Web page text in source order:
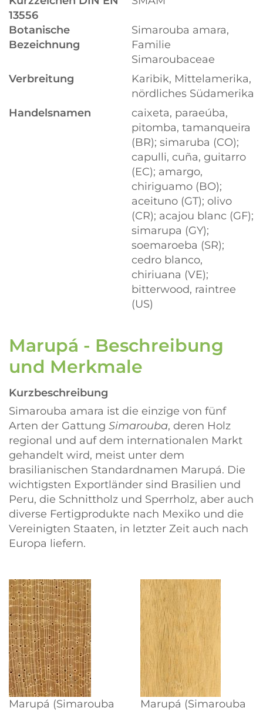
13556
Botanische
Bezeichnung
Simarouba amara,
Familie
Simaroubaceae
Verbreitung
Karibik, Mittelamerika,
nördliches Südamerika
Handelsnamen
caixeta, paraeúba,
pitomba, tamanqueira
(BR); simaruba (CO);
capulli, cuña, guitarro
(EC); amargo,
chiriguamo (BO);
aceituno (GT); olivo
(CR); acajou blanc (GF);
simarupa (GY);
soemaroeba (SR);
cedro blanco,
chiriuana (VE);
bitterwood, raintree
(US)
Marupá - Beschreibung
und Merkmale
Kurzbeschreibung
Simarouba amara ist die einzige von fünf
Arten der Gattung Simarouba, deren Holz
regional und auf dem internationalen Markt
gehandelt wird, meist unter dem
brasilianischen Standardnamen Marupá. Die
wichtigsten Exportländer sind Brasilien und
Peru, die Schnittholz und Sperrholz, aber auch
diverse Fertigprodukte nach Mexiko und die
Vereinigten Staaten, in letzter Zeit auch nach
Europa liefern.
Marupá (Simarouba
Marupá (Simarouba